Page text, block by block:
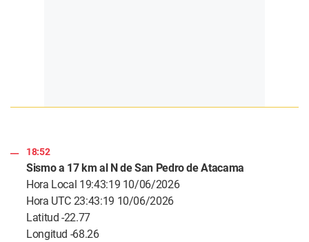
18:52
Sismo a 17 km al N de San Pedro de Atacama
Hora Local 19:43:19 10/06/2026
Hora UTC 23:43:19 10/06/2026
Latitud -22.77
Longitud -68.26